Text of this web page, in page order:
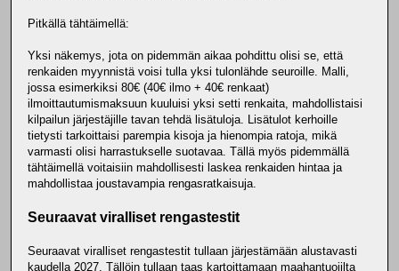
Pitkällä tähtäimellä:
Yksi näkemys, jota on pidemmän aikaa pohdittu olisi se, että
renkaiden myynnistä voisi tulla yksi tulonlähde seuroille. Malli,
jossa esimerkiksi 80€ (40€ ilmo + 40€ renkaat)
ilmoittautumismaksuun kuuluisi yksi setti renkaita, mahdollistaisi
kilpailun järjestäjille tavan tehdä lisätuloja. Lisätulot kerhoille
tietysti tarkoittaisi parempia kisoja ja hienompia ratoja, mikä
varmasti olisi harrastukselle suotavaa. Tällä myös pidemmällä
tähtäimellä voitaisiin mahdollisesti laskea renkaiden hintaa ja
mahdollistaa joustavampia rengasratkaisuja.
Seuraavat viralliset rengastestit
Seuraavat viralliset rengastestit tullaan järjestämään alustavasti
kaudella 2027. Tällöin tullaan taas kartoittamaan maahantuojilta